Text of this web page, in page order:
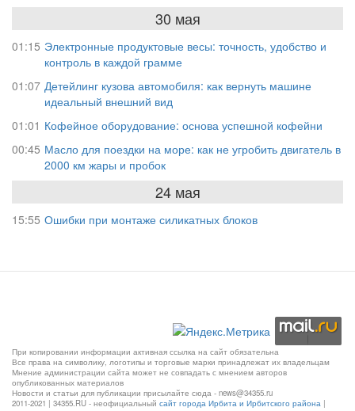
30 мая
01:15 Электронные продуктовые весы: точность, удобство и
контроль в каждой грамме
01:07 Детейлинг кузова автомобиля: как вернуть машине
идеальный внешний вид
01:01 Кофейное оборудование: основа успешной кофейни
00:45 Масло для поездки на море: как не угробить двигатель в
2000 км жары и пробок
24 мая
15:55 Ошибки при монтаже силикатных блоков
При копировании информации активная ссылка на сайт обязательна
Все права на символику, логотипы и торговые марки принадлежат их владельцам
Мнение администрации сайта может не совпадать с мнением авторов
опубликованных материалов
Новости и статьи для публикации присылайте сюда - news@34355.ru
2011-2021 | 34355.RU - неофициальный сайт города Ирбита и Ирбитского района |